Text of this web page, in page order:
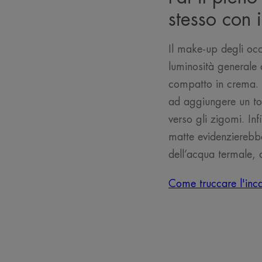
stesso con
Il make-up degli
luminosità
compatto in
ad aggiungere un
verso gli zigomi.
matte
dell’acqua
Come truccare